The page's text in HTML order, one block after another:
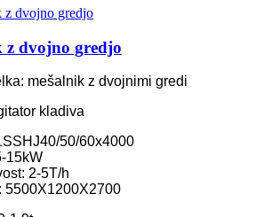
z dvojno gredjo
mešalnik z dvojnimi gredi
kladiva
50/60x4000
15kW
2-5T/h
5500X1200X2700